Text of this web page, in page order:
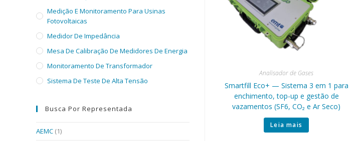
Analisador de Gases
Smartfill Eco+ — Sistema 3 em 1 para
enchimento, top-up e gestão de
vazamentos (SF6, CO₂ e Ar Seco)
Leia mais
Medição E Monitoramento Para Usinas
Fotovoltaicas
Medidor De Impedância
Mesa De Calibração De Medidores De Energia
Monitoramento De Transformador
Sistema De Teste De Alta Tensão
Busca Por Representada
AEMC (1)